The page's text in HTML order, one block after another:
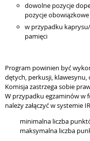
dowolne pozycje
pozycje obowiązkowe
w przypadku
pamięci
Program powinien być
dętych, perkusji,
Komisja zastrzega sobie
W przypadku egzaminów w
należy załączyć w systemie
minimalna liczba
maksymalna liczba